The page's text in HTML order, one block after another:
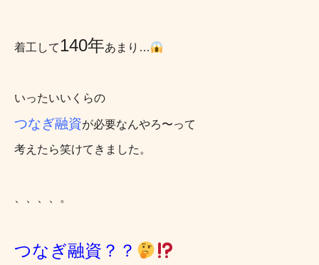
着工して140年あまり…
いったいいくらの
つなぎ融資が必要なんやろ〜って
考えたら笑けてきました。
、、、、。
つなぎ融資？？